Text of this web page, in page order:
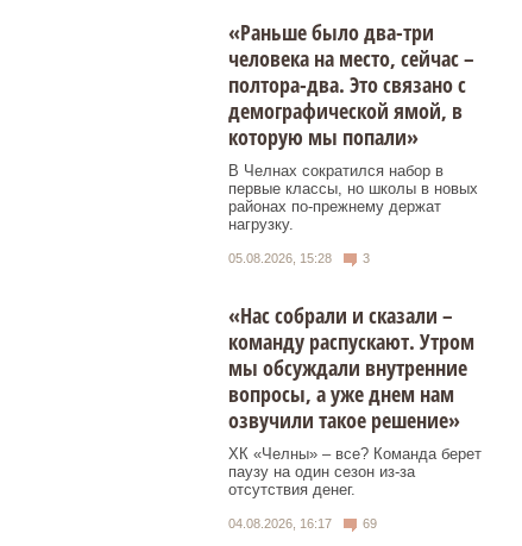
«Раньше было два-три
человека на место, сейчас –
полтора-два. Это связано с
демографической ямой, в
которую мы попали»
В Челнах сократился набор в
первые классы, но школы в новых
районах по-прежнему держат
нагрузку.
05.08.2026, 15:28 3
«Нас собрали и сказали –
команду распускают. Утром
мы обсуждали внутренние
вопросы, а уже днем нам
озвучили такое решение»
ХК «Челны» – все? Команда берет
паузу на один сезон из-за
отсутствия денег.
04.08.2026, 16:17 69